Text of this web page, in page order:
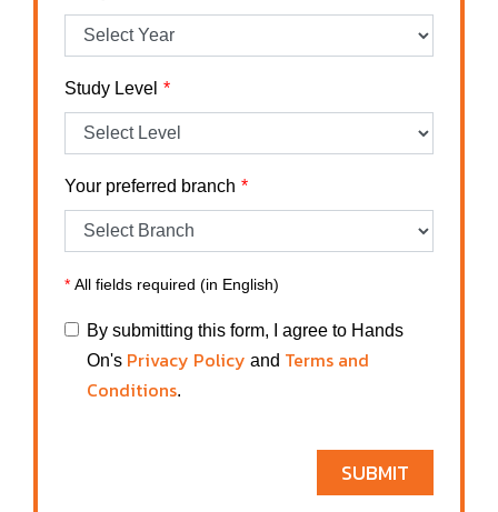
Study Level
Your preferred branch
* All fields required (in English)
By submitting this form, I agree to Hands
On's Privacy Policy and Terms and
Conditions.
SUBMIT